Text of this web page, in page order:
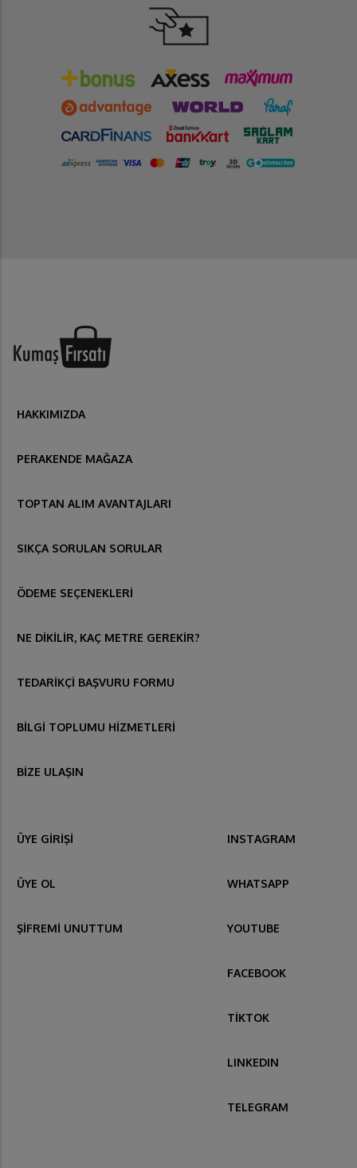
HAKKIMIZDA
PERAKENDE MAĞAZA
TOPTAN ALIM AVANTAJLARI
SIKÇA SORULAN SORULAR
ÖDEME SEÇENEKLERİ
NE DİKİLİR, KAÇ METRE GEREKİR?
TEDARİKÇİ BAŞVURU FORMU
BİLGİ TOPLUMU HİZMETLERİ
BİZE ULAŞIN
ÜYE GİRİŞİ
ÜYE OL
ŞİFREMİ UNUTTUM
INSTAGRAM
WHATSAPP
YOUTUBE
FACEBOOK
TİKTOK
LINKEDIN
TELEGRAM